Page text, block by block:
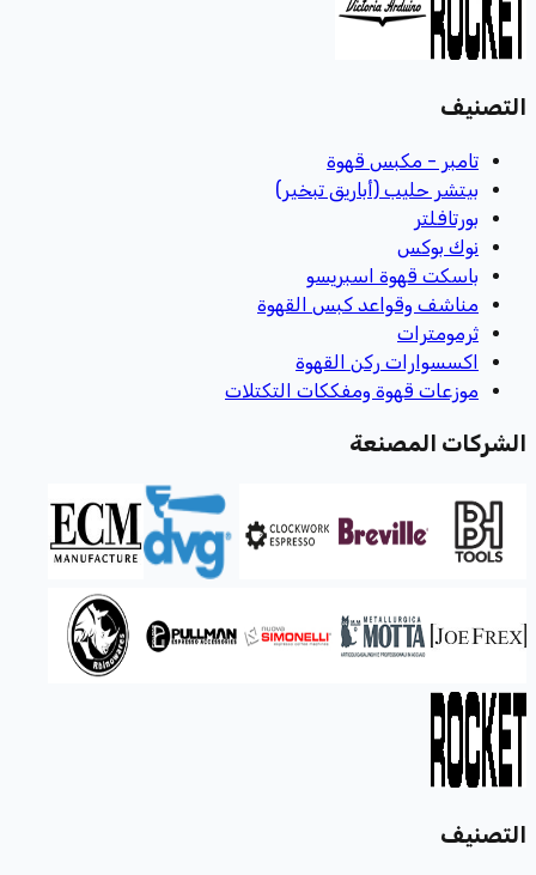
التصنيف
تامبر - مكبس قهوة
بيتشر حليب (أباريق تبخير)
بورتافلتر
نوك بوكس
باسكت قهوة اسبريسو
مناشف وقواعد كبس القهوة
ثرمومترات
اكسسوارات ركن القهوة
موزعات قهوة ومفككات التكتلات
الشركات المصنعة
التصنيف